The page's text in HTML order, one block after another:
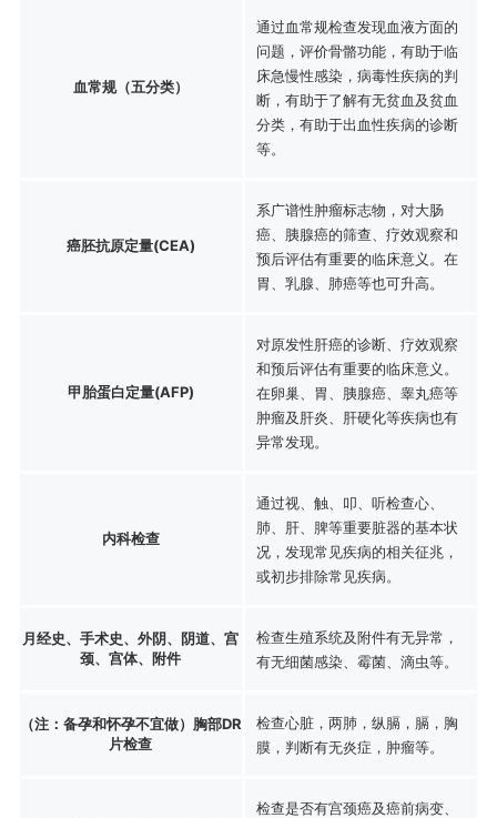
血常规（五分类）
通过血常规检查发现血液方面的
问题，评价骨骼功能，有助于临
床急慢性感染，病毒性疾病的判
断，有助于了解有无贫血及贫血
分类，有助于出血性疾病的诊断
等。
癌胚抗原定量(CEA)
系广谱性肿瘤标志物，对大肠
癌、胰腺癌的筛查、疗效观察和
预后评估有重要的临床意义。在
胃、乳腺、肺癌等也可升高。
甲胎蛋白定量(AFP)
对原发性肝癌的诊断、疗效观察
和预后评估有重要的临床意义。
在卵巢、胃、胰腺癌、睾丸癌等
肿瘤及肝炎、肝硬化等疾病也有
异常发现。
内科检查
通过视、触、叩、听检查心、
肺、肝、脾等重要脏器的基本状
况，发现常见疾病的相关征兆，
或初步排除常见疾病。
月经史、手术史、外阴、阴道、宫
颈、宫体、附件
检查生殖系统及附件有无异常，
有无细菌感染、霉菌、滴虫等。
（注：备孕和怀孕不宜做）胸部DR
片检查
检查心脏，两肺，纵膈，膈，胸
膜，判断有无炎症，肿瘤等。
检查是否有宫颈癌及癌前病变、